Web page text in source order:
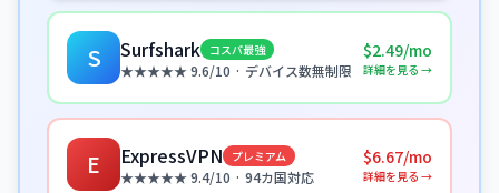
S Surfshark コスパ最強
★★★★★ 9.6/10 · デバイス数無制限
$2.49/mo
詳細を見る →
E ExpressVPN プレミアム
★★★★★ 9.4/10 · 94カ国対応
$6.67/mo
詳細を見る →